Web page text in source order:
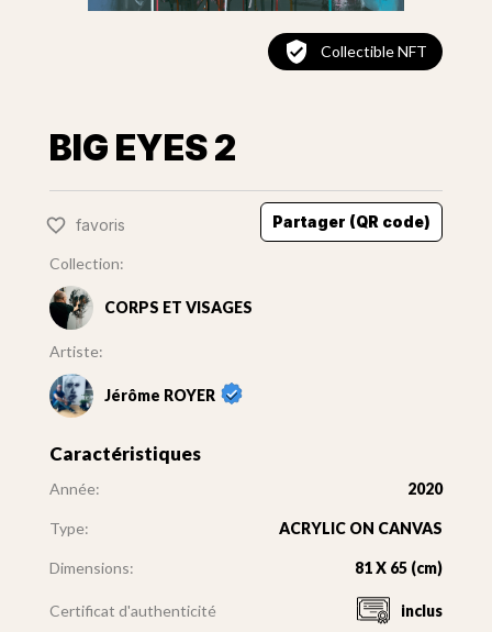
Collectible NFT
BIG EYES 2
favoris Partager (QR code)
Collection:
CORPS ET VISAGES
Artiste:
Jérôme ROYER
Caractéristiques
Année: 2020
Type: ACRYLIC ON CANVAS
Dimensions: 81 X 65 (cm)
Certificat d'authenticité inclus